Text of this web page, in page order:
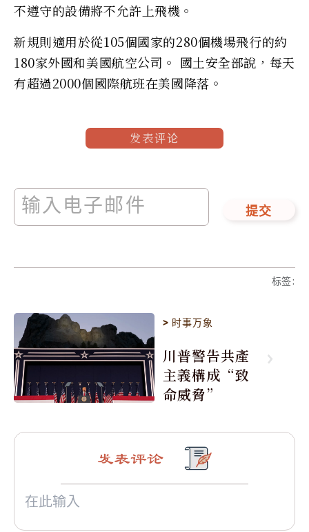
不遵守的設備將不允許上飛機。
新規則適用於從105個國家的280個機場飛行的約
180家外國和美國航空公司。 國土安全部說，每天
有超過2000個國際航班在美國降落。
发表评论
提交
标签:
> 时事万象
川普警告共產
主義構成“致
命威脅”
发表评论